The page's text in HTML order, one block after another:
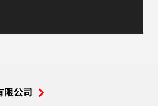
限公司